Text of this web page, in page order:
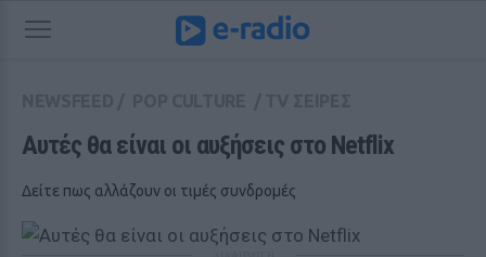
Αυτές θα είναι οι αυξήσεις στο Netflix
Δείτε πως αλλάζουν οι τιμές συνδρομές